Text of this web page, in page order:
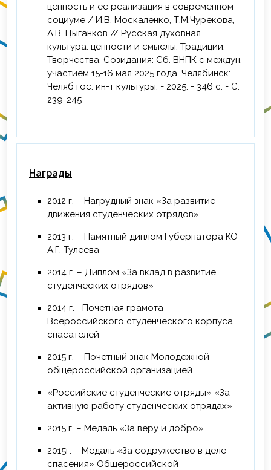
высшем и профессиональном
образовании и науке», ФГБОУ ВО
«Казанский национальный
исследовательский технологический
университет», г. Казань, 36 ч.
ценность и ее реализация в современном
социуме / И.В. Москаленко, Т.М.Чурекова,
А.В. Цыганков // Русская духовная
культура: ценности и смыслы. Традиции,
Творчества, Созидания: Сб. ВНПК с междун.
участием 15-16 мая 2025 года, Челябинск:
Челяб гос. ин-т культуры, - 2025. - 346 с. - С.
239-245
Награды
2012 г. – Нагрудный знак «За развитие
движения студенческих отрядов»
2013 г. – Памятный диплом Губернатора КО
А.Г. Тулеева
2014 г. – Диплом «За вклад в развитие
студенческих отрядов»
2014 г. –Почетная грамота
Всероссийского студенческого корпуса
спасателей
2015 г. – Почетный знак Молодежной
общероссийской организацией
«Российские студенческие отряды» «За
активную работу студенческих отрядах»
2015 г. – Медаль «За веру и добро»
2015г. – Медаль «За содружество в деле
спасения» Общероссийской